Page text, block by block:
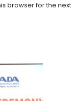
browser for the next